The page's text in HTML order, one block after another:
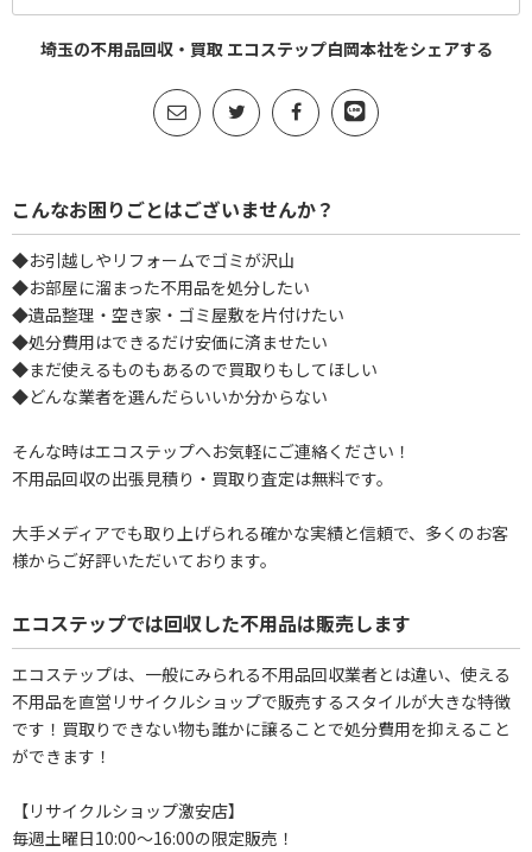
埼玉の不用品回収・買取 エコステップ白岡本社をシェアする
こんなお困りごとはございませんか？
◆お引越しやリフォームでゴミが沢山
◆お部屋に溜まった不用品を処分したい
◆遺品整理・空き家・ゴミ屋敷を片付けたい
◆処分費用はできるだけ安価に済ませたい
◆まだ使えるものもあるので買取りもしてほしい
◆どんな業者を選んだらいいか分からない
そんな時はエコステップへお気軽にご連絡ください！
不用品回収の出張見積り・買取り査定は無料です。
大手メディアでも取り上げられる確かな実績と信頼で、多くのお客
様からご好評いただいております。
エコステップでは回収した不用品は販売します
エコステップは、一般にみられる不用品回収業者とは違い、使える
不用品を直営リサイクルショップで販売するスタイルが大きな特徴
です！買取りできない物も誰かに譲ることで処分費用を抑えること
ができます！
【リサイクルショップ激安店】
毎週土曜日10:00～16:00の限定販売！